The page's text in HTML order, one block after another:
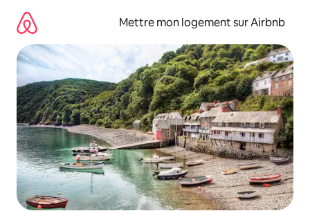
directement
contenu
Mettre mon logement sur Airbnb